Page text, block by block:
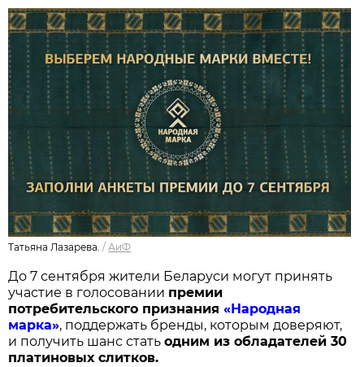
Татьяна Лазарева. /АиФ
До 7 сентября жители Беларуси могут принять
участие в голосовании премии
потребительского признания«Народная
марка», поддержать бренды, которым доверяют,
и получить шанс статьодним из обладателей 30
платиновых слитков.